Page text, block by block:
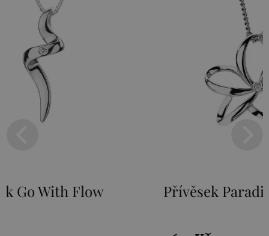
Přívěsek Paradise DP230